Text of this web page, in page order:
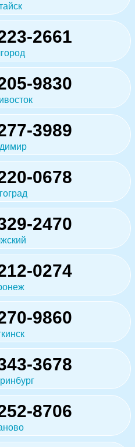
2661
9830
3989
0678
2470
0274
9860
3678
8706